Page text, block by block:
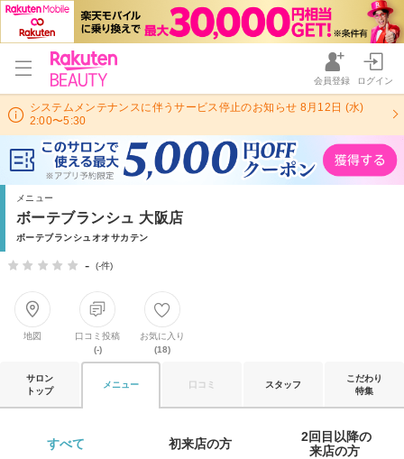
会員登録 ログイン
システムメンテナンスに伴うサービス停止のお知らせ 8月12日 (水)
2:00〜5:30
メニュー
ボーテブランシュ 大阪店
ボーテブランシュオオサカテン
- (-件)
地図
口コミ投稿
(-)
お気に入り
(18)
サロン
トップ
メニュー 口コミ スタッフ
こだわり
特集
すべて 初来店の方
2回目以降の
来店の方